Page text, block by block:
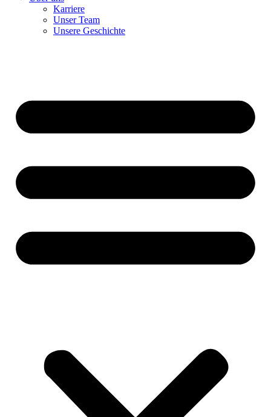
Karriere
Unser Team
Unsere Geschichte